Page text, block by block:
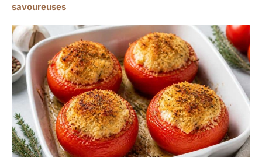
savoureuses